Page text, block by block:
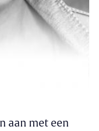
aan met een